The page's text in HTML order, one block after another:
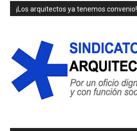
¡Los arquitectos ya tenemos convenio!